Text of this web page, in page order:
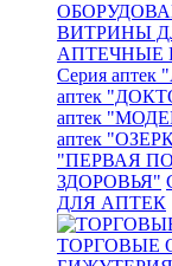
ВИТРИНЫ
АПТЕЧНЫЕ
Серия
аптек
аптек
аптек
"ПЕРВАЯ
ЗДОРОВЬЯ"
ДЛЯ АПТЕК
ТОРГОВЫЕ